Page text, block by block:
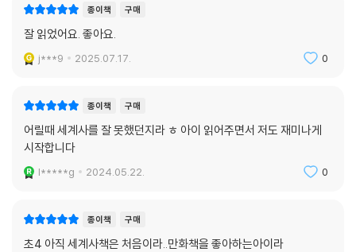
종이책 구매
잘 읽었어요. 좋아요.
j***9 2025.07.17. 0
종이책 구매
어릴때 세계사를 잘 못했던지라 ㅎ 아이 읽어주면서 저도 재미나게
시작합니다
l*****g 2024.05.22. 0
종이책 구매
초4 아직 세계사책은 처음이라..만화책을 좋아하는아이라